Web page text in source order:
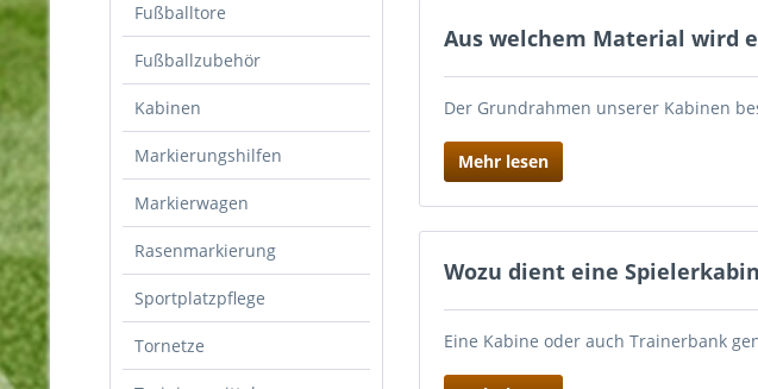
Fußballtore
Fußballzubehör
Kabinen
Markierungshilfen
Markierwagen
Rasenmarkierung
Sportplatzpflege
Tornetze
Aus welchem Material wird
Der Grundrahmen unserer Kabinen
Mehr lesen
Wozu dient eine
Eine Kabine oder auch Trainerbank